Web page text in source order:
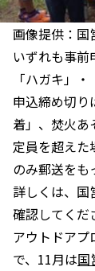
画像提供：国
いずれも事前
「ハガキ」
申込締め切
着」、焚火あ
定員を超えた
のみ郵送をも
詳しくは、国
確認してく
アウトドアプ
で、11月は国